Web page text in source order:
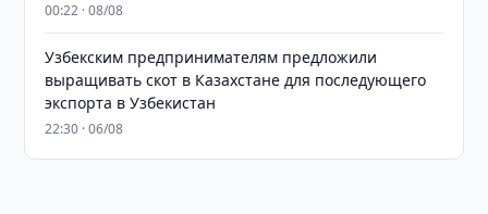
00:22 · 08/08
Узбекским предпринимателям предложили
выращивать скот в Казахстане для последующего
экспорта в Узбекистан
22:30 · 06/08